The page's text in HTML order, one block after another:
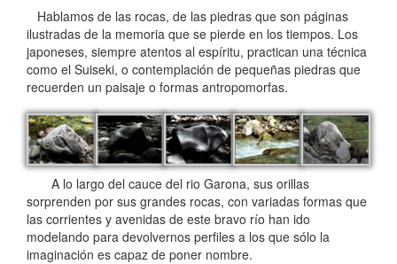
Hablamos de las rocas, de las piedras que son páginas
ilustradas de la memoria que se pierde en los tiempos. Los
japoneses, siempre atentos al espíritu, practican una técnica
como el Suiseki, o contemplación de pequeñas piedras que
recuerden un paisaje o formas antropomorfas.
A lo largo del cauce del rio Garona, sus orillas
sorprenden por sus grandes rocas, con variadas formas que
las corrientes y avenidas de este bravo río han ido
modelando para devolvernos perfiles a los que sólo la
imaginación es capaz de poner nombre.